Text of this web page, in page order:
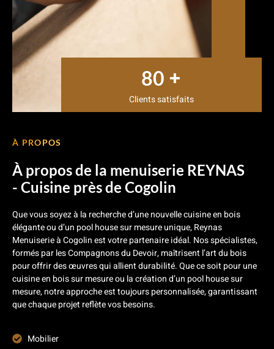
80 +
Clients satisfaits
À PROPOS
À propos de la menuiserie REYNAS
- Cuisine près de Cogolin
Que vous soyez à la recherche d’une nouvelle cuisine en bois
élégante ou d’un pool house sur mesure unique, Reynas
Menuiserie à Cogolin est votre partenaire idéal. Nos spécialistes,
formés par les Compagnons du Devoir, maîtrisent l’art du bois
pour offrir des œuvres qui allient durabilité. Que ce soit pour une
cuisine en bois sur mesure ou la création d’un pool house sur
mesure, notre approche est toujours personnalisée, garantissant
que chaque projet reflète vos besoins.
Mobilier